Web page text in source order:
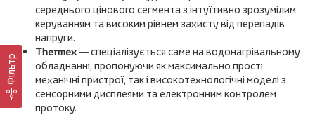
Фільтр
середнього цінового сегмента з інтуїтивно зрозумілим
керуванням та високим рівнем захисту від перепадів
напруги.
Thermex— спеціалізується саме на водонагрівальному
обладнанні, пропонуючи як максимально прості
механічні пристрої, так і високотехнологічні моделі з
сенсорними дисплеями та електронним контролем
протоку.